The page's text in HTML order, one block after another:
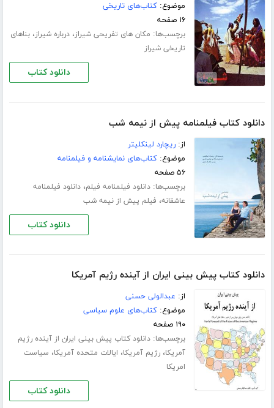
موضوع:کتاب‌های تاریخی
۱۶ صفحه
برچسب‌ها: مکان های تفریحی شیراز،درباره شیراز،بناهای
تاریخی شیراز
دانلود کتاب
دانلود کتاب فیلمنامه پیش از نیمه شب
از:ریچارد لینکلیتر
موضوع:کتاب‌های نمایشنامه و فیلمنامه
۵۶ صفحه
برچسب‌ها:دانلود فیلمنامه فیلم،دانلود فیلمنامه
عاشقانه، فیلم پیش از نیمه شب
دانلود کتاب
دانلود کتاب پیش بینی ایران از آینده رژیم آمریکا
از: عبدالولی حسنی
موضوع:کتاب‌های علوم سیاسی
۱۹۰ صفحه
برچسب‌ها:دانلود کتاب پیش بینی ایران از آینده رژیم
آمریکا،رژیم آمریکا، ایالات متحده آمریکا، سیاست
امریکا
دانلود کتاب